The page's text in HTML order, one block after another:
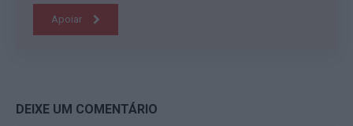
Apoiar
DEIXE UM COMENTÁRIO